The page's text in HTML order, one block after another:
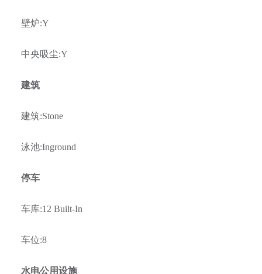
壁炉:Y
中央吸尘:Y
建筑
建筑:Stone
泳池:Inground
停车
车库:12 Built-In
车位:8
水电公用设施